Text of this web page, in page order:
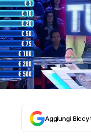
Aggiungi Biccy